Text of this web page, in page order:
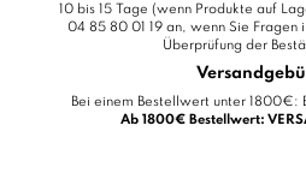
10 bis 15 Tage (wenn Produkte auf
04 85 80 01 19 an, wenn Sie Fragen
Überprüfung der
Bei einem Bestellwert unter 1800€:
Ab 1800€ Bestellwert: